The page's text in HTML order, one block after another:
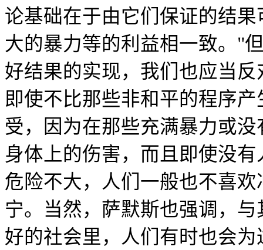
论基础在于由它们保证的结
大的暴力等的利益相一致。"
好结果的实现，我们也应当
即使不比那些非和平的程序
受，因为在那些充满暴力或
身体上的伤害，而且即使没
危险不大，人们一般也不喜
宁。当然，萨默斯也强调，
好的社会里，人们有时也会